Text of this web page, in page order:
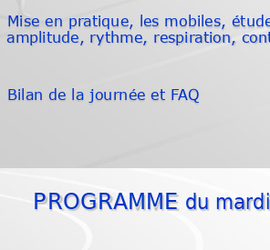
Mise en pratique, les mobiles,
amplitude, rythme, respiration,
Bilan de la journée et FAQ
PROGRAMME du